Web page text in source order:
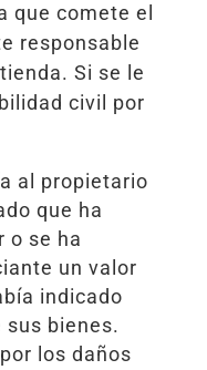
que comete el
responsable
Si se le
civil por
al propietario
que ha
o se ha
un valor
indicado
sus bienes.
los daños